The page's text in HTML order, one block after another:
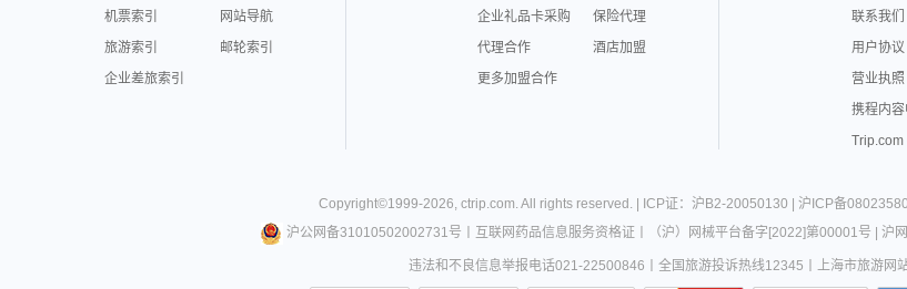
机票索引
网站导航
旅游索引
邮轮索引
企业差旅索引
企业礼品卡采购
保险代理
代理合作
酒店加盟
更多加盟合作
联系我们
用户协议
营业执照
携程内
Trip.com
Copyright©1999-2026, ctrip.com. All rights reserved. | ICP证：沪B2-20050130 沪ICP备
沪公网备31010502002731号
互联网药品信息服务资格证 （沪）网械平台备字[2022]第00001号 沪
违法和不良信息举报电话021-22500846 全国旅游投诉热线12345 上海市旅游网